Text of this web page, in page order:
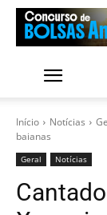
Início Notícias
baianas
Geral Notícias